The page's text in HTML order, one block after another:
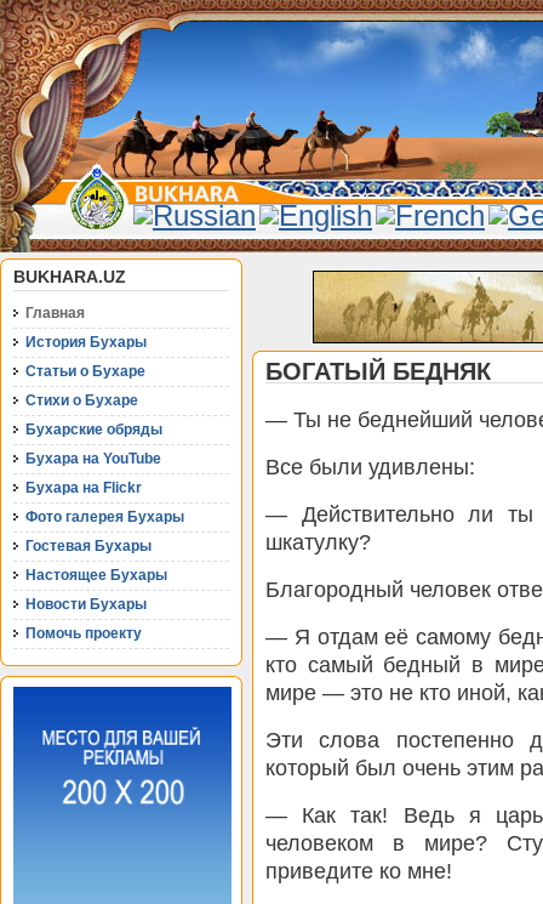
BUKHARA.UZ
Главная
История Бухары
Статьи о Бухаре
Стихи о Бухаре
Бухарские обряды
Бухара на YouTube
Бухара на Flickr
Фото галерея Бухары
Гостевая Бухары
Настоящее Бухары
Новости Бухары
Помочь проекту
БОГАТЫЙ БЕДНЯК
— Ты не беднейший
Все были удивлены:
— Действительно ли ты
шкатулку?
Благородный человек
— Я отдам её самому
кто самый бедный в
мире — это не кто иной,
Эти слова постепенно
который был очень этим
— Как так! Ведь я
человеком в мире?
приведите ко мне!